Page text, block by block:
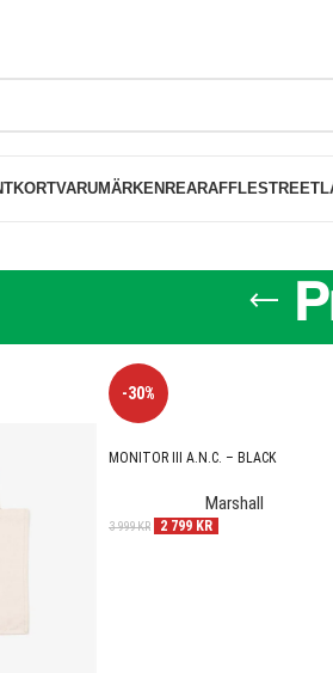
VARUMÄRKEN REARAFFLE
-30%
MONITOR III A.N.C. – BLACK
Marshall
3 999KR 2 799 KR